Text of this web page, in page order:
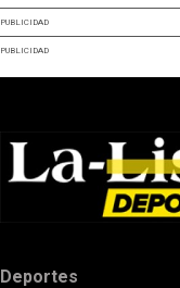
PUBLICIDAD
PUBLICIDAD
Deportes